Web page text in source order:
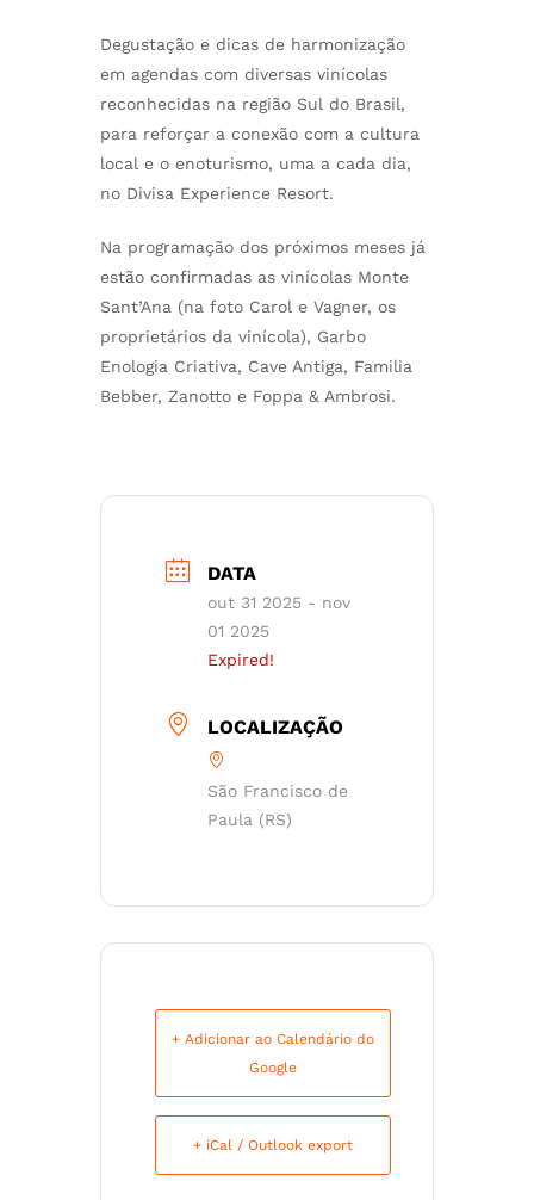
Degustação e dicas de harmonização
em agendas com diversas vinícolas
reconhecidas na região Sul do Brasil,
para reforçar a conexão com a cultura
local e o enoturismo, uma a cada dia,
no Divisa Experience Resort.
Na programação dos próximos meses já
estão confirmadas as vinícolas Monte
Sant’Ana (na foto Carol e Vagner, os
proprietários da vinícola), Garbo
Enologia Criativa, Cave Antiga, Familia
Bebber, Zanotto e Foppa & Ambrosi.
DATA
out 31 2025 - nov
01 2025
Expired!
LOCALIZAÇÃO
São Francisco de
Paula (RS)
+ Adicionar ao Calendário do
Google
+ iCal / Outlook export